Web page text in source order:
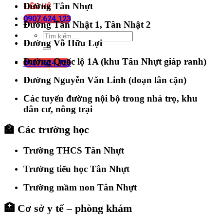
LIÊN HỆ
0907.624.123
0907.624.123
Đường Tân Nhựt
Đường Tân Nhật 1, Tân Nhật 2
Đường Võ Hữu Lợi
Đường Quốc lộ 1A (khu Tân Nhựt giáp ranh)
Đường Nguyễn Văn Linh (đoạn lân cận)
Các tuyến đường nội bộ trong nhà trọ, khu
dân cư, nông trại
🏫 Các trường học
Trường THCS Tân Nhựt
Trường tiểu học Tân Nhựt
Trường mầm non Tân Nhựt
🏥 Cơ sở y tế – phòng khám